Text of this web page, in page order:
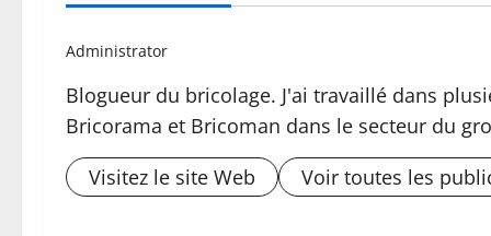
Administrator
Blogueur du bricolage. J'ai travaillé dans
Bricorama et Bricoman dans le secteur du
Visitez le site Web
Voir toutes les